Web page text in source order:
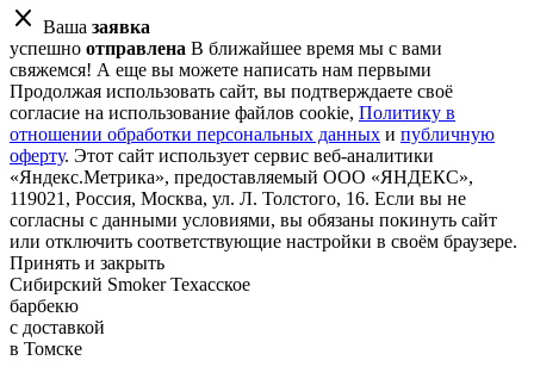
close Ваша заявка
успешно отправлена В ближайшее время мы с вами
свяжемся! А еще вы можете написать нам первыми
Продолжая использовать сайт, вы подтверждаете своё
согласие на использование файлов cookie, Политику в
отношении обработки персональных данных и публичную
оферту. Этот сайт использует сервис веб-аналитики
«Яндекс.Метрика», предоставляемый ООО «ЯНДЕКС»,
119021, Россия, Москва, ул. Л. Толстого, 16. Если вы не
согласны с данными условиями, вы обязаны покинуть сайт
или отключить соответствующие настройки в своём браузере.
Принять и закрыть
Сибирский Smoker Техасское
барбекю
с доставкой
в Томске